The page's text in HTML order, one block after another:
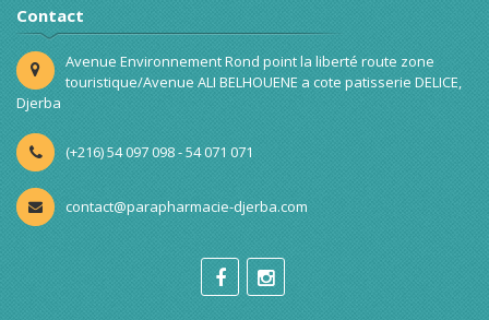
Contact
Avenue Environnement Rond point la liberté route zone
touristique/Avenue ALI BELHOUENE a cote patisserie DELICE,
Djerba
(+216) 54 097 098 - 54 071 071
contact@parapharmacie-djerba.com